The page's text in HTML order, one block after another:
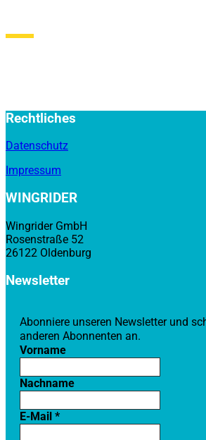
Rechtliches
Datenschutz
Impressum
WINGRIDER
Wingrider GmbH
Rosenstraße 52
26122 Oldenburg
Newsletter
Abonniere unseren Newsletter und
anderen Abonnenten an.
Vorname
Nachname
E-Mail *